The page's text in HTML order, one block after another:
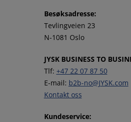
Besøksadresse:
Tevlingveien 23
N-1081 Oslo
JYSK BUSINESS TO
Tlf: +47 22 07 87 50
E-mail: b2b-no@JYSK.com
Kontakt oss
Kundeservice: